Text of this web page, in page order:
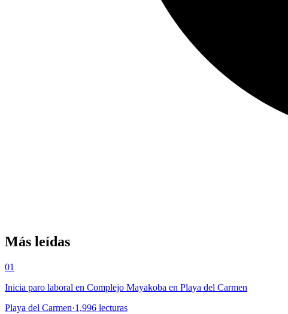
Más leídas
01
Inicia paro laboral en Complejo Mayakoba en Playa del Carmen
Playa del Carmen·1,996 lecturas